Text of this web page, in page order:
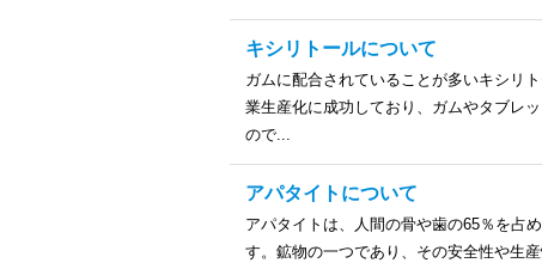
キシリトールについて
ガムに配合されていることが多いキシリ
業生産化に成功しており、ガムやタブレ
ので...
アパタイトについて
アパタイトは、人間の骨や歯の65％を占
す。鉱物の一つであり、その安全性や生